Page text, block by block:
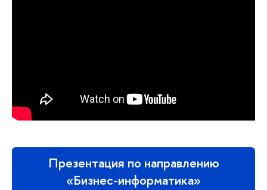
Презентация по направлению
«Бизнес-информатика»